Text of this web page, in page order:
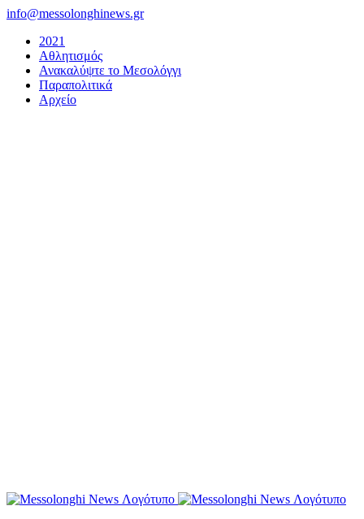
Μετάβαση
περιεχόμενο
info@messolonghinews.gr
2021
Αθλητισμός
Ανακαλύψτε το Μεσολόγγι
Παραπολιτικά
Αρχείο